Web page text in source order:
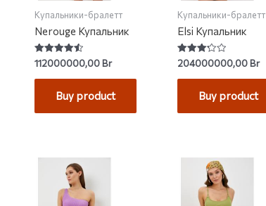
Купальники-бралетт
Nerouge Купальник
Rated
4.57
out of 5
112000000,00Br
Buy product
Купальники-бралетт
Elsi Купальник
Rated
3.25
out of 5
204000000,00Br
Buy product